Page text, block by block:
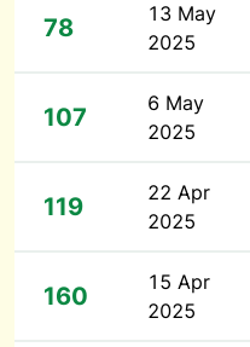
78
13 May
2025
107
6 May
2025
119
22 Apr
2025
160
15 Apr
2025